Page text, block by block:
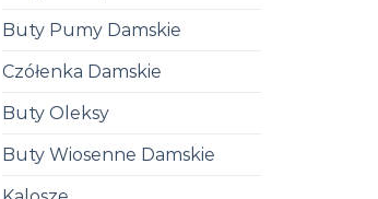
Buty Pumy Damskie
Czółenka Damskie
Buty Oleksy
Buty Wiosenne Damskie